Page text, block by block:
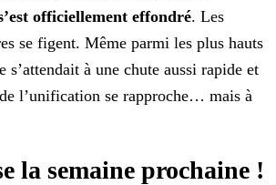
officiellement effondré. Les
se figent. Même parmi les plus hauts
s’attendait à une chute aussi rapide et
l’unification se rapproche… mais à
la semaine prochaine !